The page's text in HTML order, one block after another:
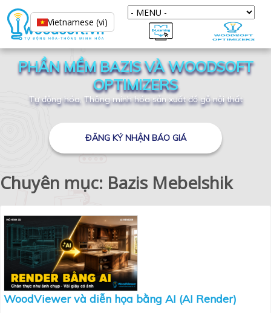
PHẦN MỀM BAZIS VÀ WOODSOFT
OPTIMIZERS
Tự động hóa, Thông minh hóa sản xuất đồ gỗ nội thất
ĐĂNG KÝ NHẬN BÁO GIÁ
Chuyên mục: Bazis Mebelshik
WoodViewer và diễn họa bằng AI (AI Render)
Vietnamese (vi)